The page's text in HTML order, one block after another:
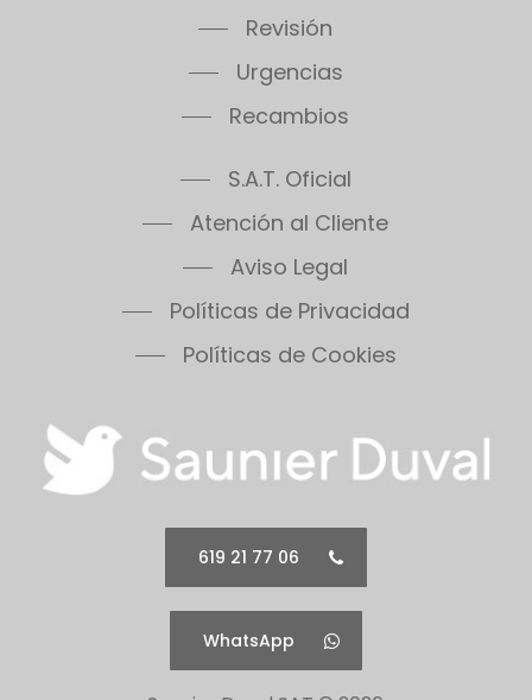
Revisión
Urgencias
Recambios
S.A.T. Oficial
Atención al Cliente
Aviso Legal
Políticas de Privacidad
Políticas de Cookies
619 21 77 06
WhatsApp